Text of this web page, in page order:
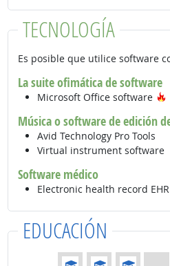
TECNOLOGÍA
Es posible que utilice software
La suite ofimática de software
Microsoft Office software
Música o software de edición
Avid Technology Pro Tools
Virtual instrument software
Software médico
Electronic health record
EDUCACIÓN
Educación: (Calificación